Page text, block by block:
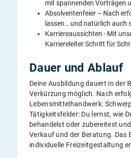
mit spannenden Vorträgen
Absolventenfeier – Nach
lassen… und natürlich auch
Karriereaussichten - Mit
Karriereleiter Schritt für
Dauer und Ablauf
Deine Ausbildung dauert in der
Verkürzung möglich. Nach
Lebensmittelhandwerk:
Tätigkeitsfelder: Du lernst, wie
behandelst oder zubereitest
Verkauf und der Beratung. Das
individuelle Freizeitgestaltung